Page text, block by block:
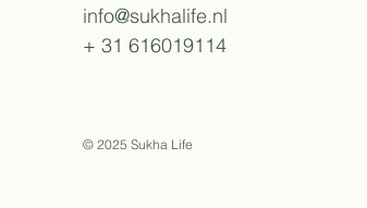
info@sukhalife.nl
+ 31 616019114
© 2025 Sukha Life